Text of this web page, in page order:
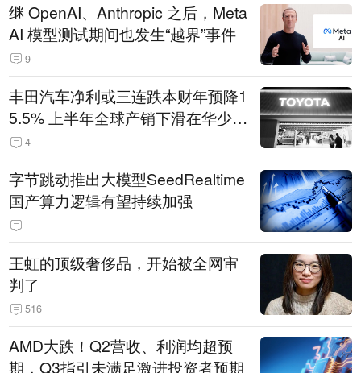
继 OpenAI、Anthropic 之后，Meta
AI 模型测试期间也发生“越界”事件
9
丰田汽车净利或三连跌本财年预降1
5.5% 上半年全球产销下滑在华少卖
14.3万辆
4
字节跳动推出大模型SeedRealtime
国产算力逻辑有望持续加强
王虹的顶级奢侈品，开始被全网审
判了
516
AMD大跌！Q2营收、利润均超预
期，Q3指引未满足激进投资者预期